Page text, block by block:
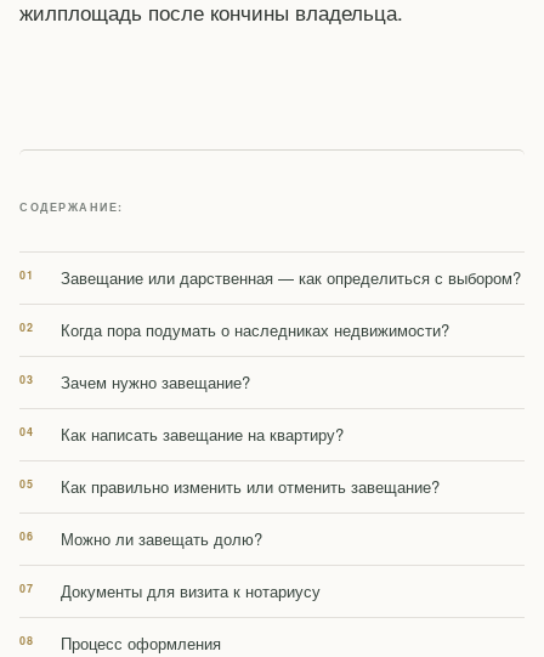
жилплощадь после кончины владельца.
СОДЕРЖАНИЕ:
Завещание или дарственная — как определиться с выбором?
Когда пора подумать о наследниках недвижимости?
Зачем нужно завещание?
Как написать завещание на квартиру?
Как правильно изменить или отменить завещание?
Можно ли завещать долю?
Документы для визита к нотариусу
Процесс оформления